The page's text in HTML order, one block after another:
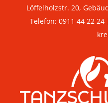
Löffelholzstr. 20,
Telefon: 0911 44 22 24